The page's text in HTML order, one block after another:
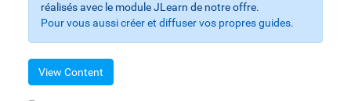
réalisés avec le module JLearn de notre offre.
Pour vous aussi créer et diffuser vos propres guides.
View Content